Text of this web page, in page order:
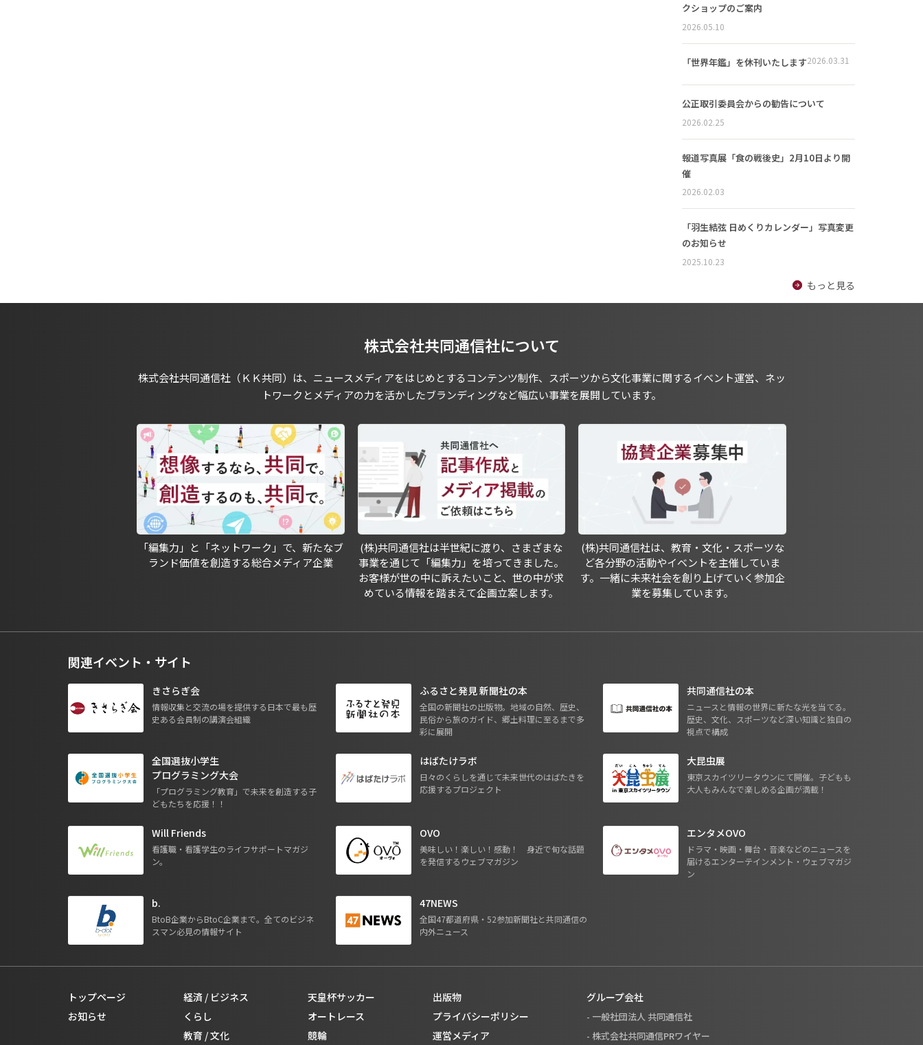
クショップのご案内
2026.05.10
「世界年鑑」を休刊いたします2026.03.31
公正取引委員会からの勧告について
2026.02.25
報道写真展「食の戦後史」2月10日より開
催
2026.02.03
「羽生結弦 日めくりカレンダー」写真変更
のお知らせ
2025.10.23
もっと見る
株式会社共同通信社について
株式会社共同通信社（ＫＫ共同）は、ニュースメディアをはじめとするコンテンツ制作、スポーツから文化事業に関するイベント運営、ネッ
トワークとメディアの力を活かしたブランディングなど幅広い事業を展開しています。
「編集力」と「ネットワーク」で、新たなブ
ランド価値を創造する総合メディア企業
(株)共同通信社は半世紀に渡り、さまざまな
事業を通じて「編集力」を培ってきました。
お客様が世の中に訴えたいこと、世の中が求
めている情報を踏まえて企画立案します。
(株)共同通信社は、教育・文化・スポーツな
ど各分野の活動やイベントを主催していま
す。一緒に未来社会を創り上げていく参加企
業を募集しています。
関連イベント・サイト
きさらぎ会
情報収集と交流の場を提供する日本で最も歴
史ある会員制の講演会組織
ふるさと発見 新聞社の本
全国の新聞社の出版物。地域の自然、歴史、
民俗から旅のガイド、郷土料理に至るまで多
彩に展開
共同通信社の本
ニュースと情報の世界に新たな光を当てる。
歴史、文化、スポーツなど深い知識と独自の
視点で構成
全国選抜小学生
プログラミング大会
「プログラミング教育」で未来を創造する子
どもたちを応援！！
はばたけラボ
日々のくらしを通じて未来世代のはばたきを
応援するプロジェクト
大昆虫展
東京スカイツリータウンにて開催。子どもも
大人もみんなで楽しめる企画が満載！
Will Friends
看護職・看護学生のライフサポートマガジ
ン。
OVO
美味しい！楽しい！感動！ 身近で旬な話題
を発信するウェブマガジン
エンタメOVO
ドラマ・映画・舞台・音楽などのニュースを
届けるエンターテインメント・ウェブマガジ
ン
b.
BtoB企業からBtoC企業まで。全てのビジネ
スマン必見の情報サイト
47NEWS
全国47都道府県・52参加新聞社と共同通信の
内外ニュース
トップページ
お知らせ
経済 / ビジネス
くらし
教育 / 文化
天皇杯サッカー
オートレース
競輪
出版物
プライバシーポリシー
運営メディア
グループ会社
- 一般社団法人 共同通信社
- 株式会社共同通信PRワイヤー